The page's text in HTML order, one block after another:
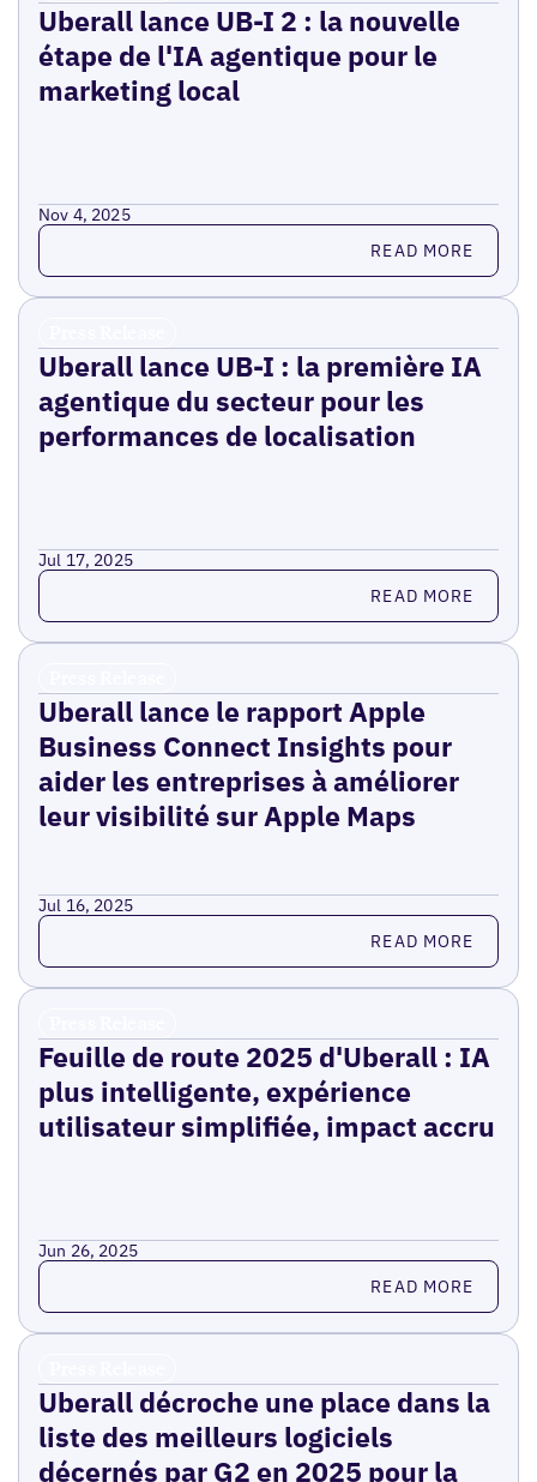
Uberall lance UB-I 2 : la nouvelle
étape de l'IA agentique pour le
marketing local
Nov 4, 2025
Read more READ MORE
Uberall lance UB-I : la première IA
agentique du secteur pour les
performances de localisation
Jul 17, 2025
Read more READ MORE
Uberall lance le rapport Apple
Business Connect Insights pour
aider les entreprises à améliorer
leur visibilité sur Apple Maps
Jul 16, 2025
Read more READ MORE
Feuille de route 2025 d'Uberall : IA
plus intelligente, expérience
utilisateur simplifiée, impact accru
Jun 26, 2025
Read more READ MORE
Uberall décroche une place dans la
liste des meilleurs logiciels
décernés par G2 en 2025 pour la